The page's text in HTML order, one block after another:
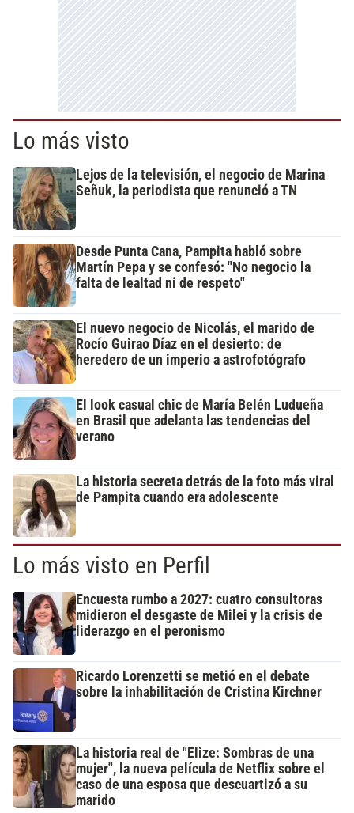
Lo más visto
Lejos de la televisión, el negocio de Marina
Señuk, la periodista que renunció a TN
Desde Punta Cana, Pampita habló sobre
Martín Pepa y se confesó: "No negocio la
falta de lealtad ni de respeto"
El nuevo negocio de Nicolás, el marido de
Rocío Guirao Díaz en el desierto: de
heredero de un imperio a astrofotógrafo
El look casual chic de María Belén Ludueña
en Brasil que adelanta las tendencias del
verano
La historia secreta detrás de la foto más viral
de Pampita cuando era adolescente
Lo más visto en Perfil
Encuesta rumbo a 2027: cuatro consultoras
midieron el desgaste de Milei y la crisis de
liderazgo en el peronismo
Ricardo Lorenzetti se metió en el debate
sobre la inhabilitación de Cristina Kirchner
La historia real de "Elize: Sombras de una
mujer", la nueva película de Netflix sobre el
caso de una esposa que descuartizó a su
marido